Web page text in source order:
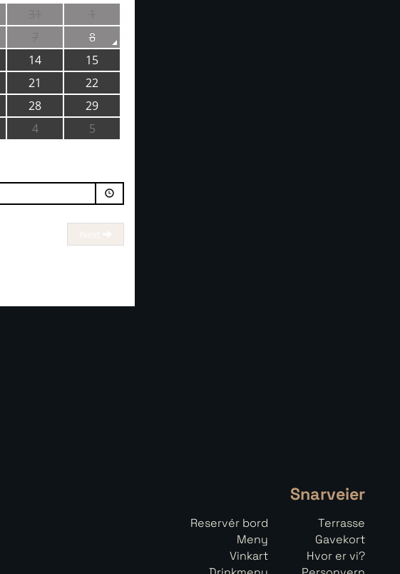
8
14
15
21
22
28
29
4 5
Snarveier
Reservér bord
Meny
Vinkart
Terrasse
Gavekort
Hvor er vi?